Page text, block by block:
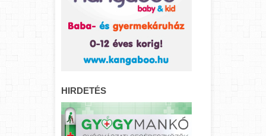
HIRDETÉS